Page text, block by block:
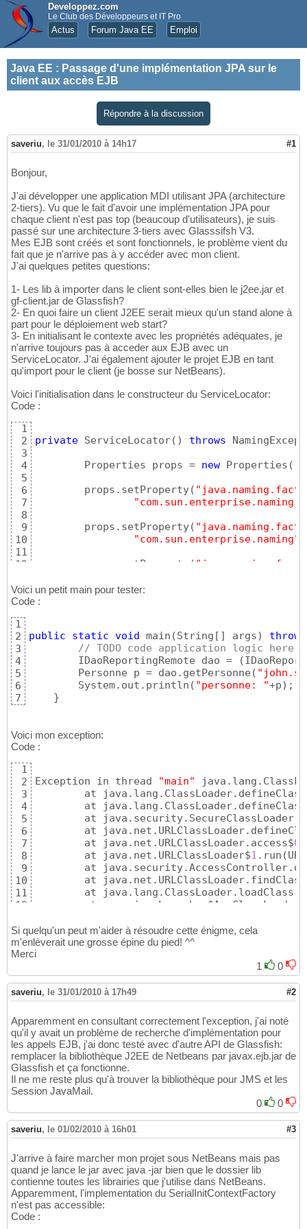
Developpez.com
Le Club des Développeurs et IT Pro
Actus Forum Java EE Emploi
Java EE : Passage d'une implémentation JPA sur le
client aux accès EJB
Répondre à la discussion
saveriu, le 31/01/2010 à 14h17 #1
Bonjour,
J'ai développer une application MDI utilisant JPA (architecture
2-tiers). Vu que le fait d'avoir une implémentation JPA pour
chaque client n'est pas top (beaucoup d'utilisateurs), je suis
passé sur une architecture 3-tiers avec Glasssifsh V3.
Mes EJB sont créés et sont fonctionnels, le problème vient du
fait que je n'arrive pas à y accéder avec mon client.
J'ai quelques petites questions:
1- Les lib à importer dans le client sont-elles bien le j2ee.jar et
gf-client.jar de Glassfish?
2- En quoi faire un client J2EE serait mieux qu'un stand alone à
part pour le déploiement web start?
3- En initialisant le contexte avec les propriétés adéquates, je
n'arrive toujours pas à acceder aux EJB avec un
ServiceLocator. J'ai également ajouter le projet EJB en tant
qu'import pour le client (je bosse sur NetBeans).
Voici l'initialisation dans le constructeur du ServiceLocator:
Code :
1
2
3
4
5
6
7
8
9
10
11
12
14
15
17
18
19
20
21
22
23
private ServiceLocator( ) throws
        Properties props =
new Properties ( )
        props.setProperty
(
        props.setProperty
(
"com.sun.enterprise.naming"
        props.setProperty
(
        props.setProperty
(
// optional.  Defaults to 3700.
        props.setProperty
(
        ic =
Voici un petit main pour tester:
Code :
1
2
3
4
5
6
7
public static void main (String [ ] args) throws
// TODO code application logic here
        IDaoReportingRemote dao =
(
        Personne p = dao.getPersonne
(
        System.out.println
( "personne: "+p) ;
}
Voici mon exception:
Code :
1
2
3
4
5
6
7
8
9
10
11
12
14
15
16
18
19
20
21
22
23
24
25
26
27
29
30
31
32
33
34
35
36
37
Exception in thread "main"
at
        at java.lang.ClassLoader.defineClass
at
at
        at java.net.URLClassLoader.access$
        at java.net.URLClassLoader$
1 .run (
at
        at java.net.URLClassLoader.findClass
        at java.lang.ClassLoader.loadClass
at
at
at
at
at
at
at
        at java.lang.Class.getMethods
(
at
at
at
at
at
at
at
at
at
at
at
at
at
at
at
at
at
Si quelqu'un peut m'aider à résoudre cette énigme, cela
m'enlèverait une grosse épine du pied! ^^
Merci
1
0
saveriu, le 31/01/2010 à 17h49 #2
Apparemment en consultant correctement l'exception, j'ai noté
qu'il y avait un problème de recherche d'implémentation pour
les appels EJB, j'ai donc testé avec d'autre API de Glassfish:
remplacer la bibliothèque J2EE de Netbeans par javax.ejb.jar de
Glassfish et ça fonctionne.
Il ne me reste plus qu'à trouver la bibliothèque pour JMS et les
Session JavaMail.
0
0
saveriu, le 01/02/2010 à 16h01 #3
J'arrive à faire marcher mon projet sous NetBeans mais pas
quand je lance le jar avec java -jar bien que le dossier lib
contienne toutes les librairies que j'utilise dans NetBeans.
Apparemment, l'implementation du SerialInitContextFactory
n'est pas accessible:
Code :